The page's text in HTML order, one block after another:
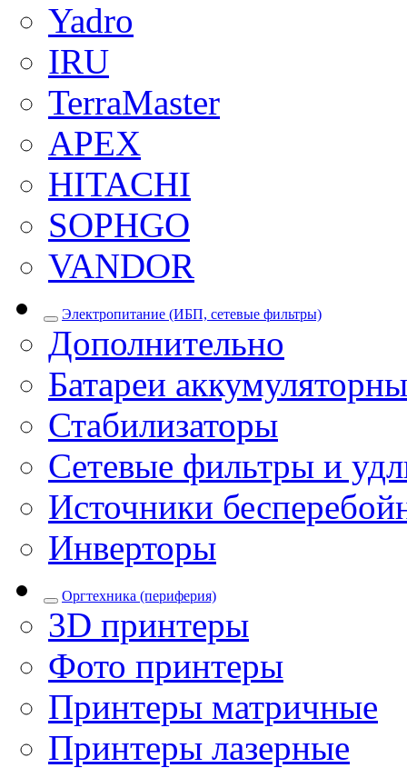
Yadro
IRU
TerraMaster
APEX
HITACHI
SOPHGO
VANDOR
Электропитание (ИБП, сетевые фильтры)
Дополнительно
Батареи
Стабилизаторы
Сетевые фильтры и
Источники
Инверторы
Оргтехника (периферия)
3D принтеры
Фото принтеры
Принтеры матричные
Принтеры лазерные